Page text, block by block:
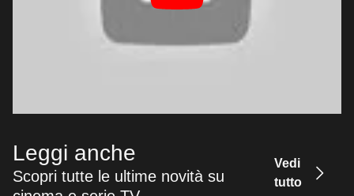
Leggi anche
Scopri tutte le ultime novità su
Vedi
tutto